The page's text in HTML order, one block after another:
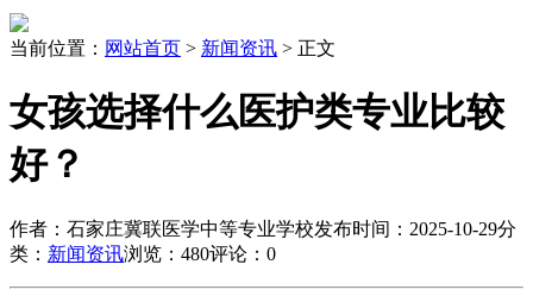
当前位置： 网站首页 > 新闻资讯 > 正文
女孩选择什么医护类专业比较
好？
作者：石家庄冀联医学中等专业学校发布时间：2025-10-29分
类： 新闻资讯浏览：480评论：0